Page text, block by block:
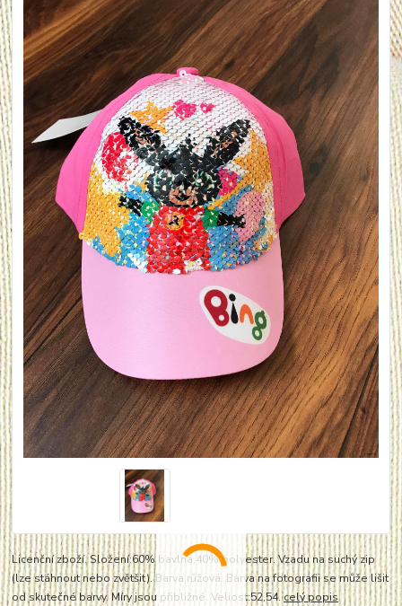
Licenční zboží. Složení:60% bavlna,40% polyester. Vzadu na suchý zip
(lze stáhnout nebo zvětšit). Barva růžová. Barva na fotografii se může lišit
od skutečné barvy. Míry jsou přibližné. Veliost:52,54.celý popis